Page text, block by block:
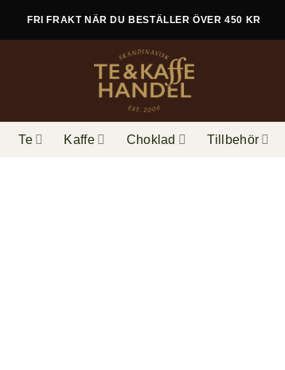
FRI FRAKT NÄR DU BESTÄLLER ÖVER 450 KR
Te Kaffe Choklad Tillbehör